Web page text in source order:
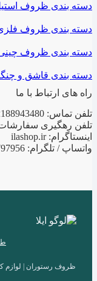
دسته بندی ظروف
دسته بندی ظروف
دسته بندی ظروف
دسته بندی قاشق و
راه های ارتباط با ما
تلفن تماس: 02188943480 – 02155470813 – 02155470280
تلفن رهگیری سفارشات:
اینستاگرام: ilashop.ir
واتساپ / تلگرام: 09199797956
ظروف رستوران | لوازم